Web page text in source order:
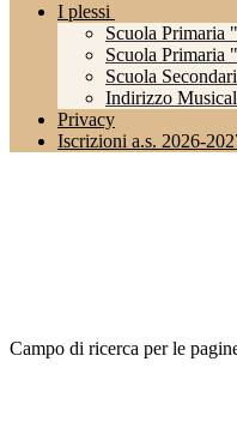
I plessi
Scuola Primaria
Scuola Primaria
Scuola
Indirizzo
Privacy
Iscrizioni a.s. 2026-
Campo di ricerca per le